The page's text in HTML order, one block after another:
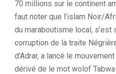
70 millions sur le continent
faut noter que l’islam Noir/
du maraboutisme local,
corruption de la traite
d’Adrar, a lancé le
dérivé de le mot wolof